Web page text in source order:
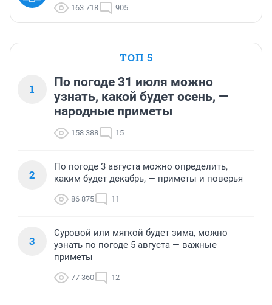
163 718 905
ТОП 5
1
По погоде 31 июля можно
узнать, какой будет осень, —
народные приметы
158 388 15
2
По погоде 3 августа можно определить,
каким будет декабрь, — приметы и поверья
86 875 11
3
Суровой или мягкой будет зима, можно
узнать по погоде 5 августа — важные
приметы
77 360 12